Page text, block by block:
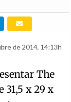
de 2014, 14:13h
The
31,5 x 29 x